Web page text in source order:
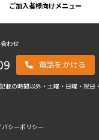
ご加入者様向けメニュー
わせ
電話をかける
載の時間以外・土曜・日曜・祝日
シーポリシー